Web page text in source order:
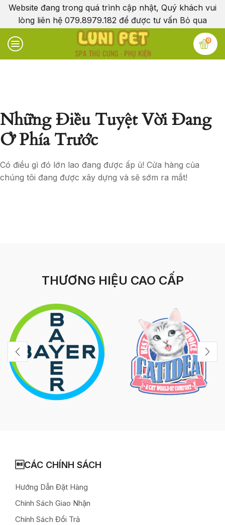
Website đang trong quá trình cập nhật, Quý khách vui
lòng liên hệ 079.8979.182 để được tư vấn Bỏ qua
0
Những Điều Tuyệt Vời Đang
Ở Phía Trước
Có điều gì đó lớn lao đang được ấp ủ! Cửa hàng của
chúng tôi đang được xây dựng và sẽ sớm ra mắt!
THƯƠNG HIỆU CAO CẤP
CÁC CHÍNH SÁCH
Hướng Dẫn Đặt Hàng
Chính Sách Giao Nhận
Chính Sách Đổi Trả